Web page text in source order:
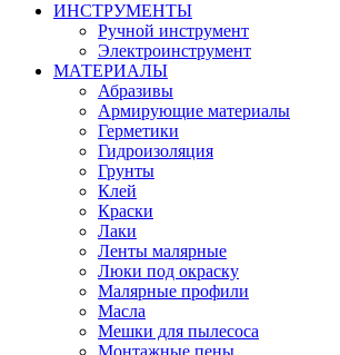
ИНСТРУМЕНТЫ
Ручной инструмент
Электроинструмент
МАТЕРИАЛЫ
Абразивы
Армирующие материалы
Герметики
Гидроизоляция
Грунты
Клей
Краски
Лаки
Ленты малярные
Люки под окраску
Малярные профили
Масла
Мешки для пылесоса
Монтажные пены